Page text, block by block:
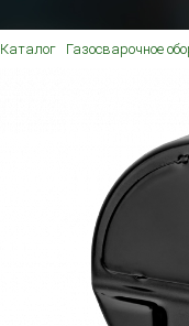
Каталог Газосварочное